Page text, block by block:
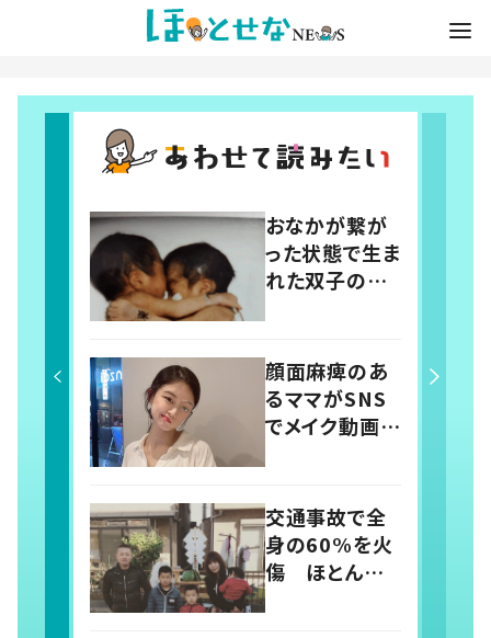
おなかが繋が
った状態で生ま
れた双子の赤
い」「素敵」「応
援しています」
顔面麻痺のあ
るママがSNS
でメイク動画を
らしさを取り戻
すまで
交通事故で全
身の60%を火
傷 ほとんど
の指を失い不